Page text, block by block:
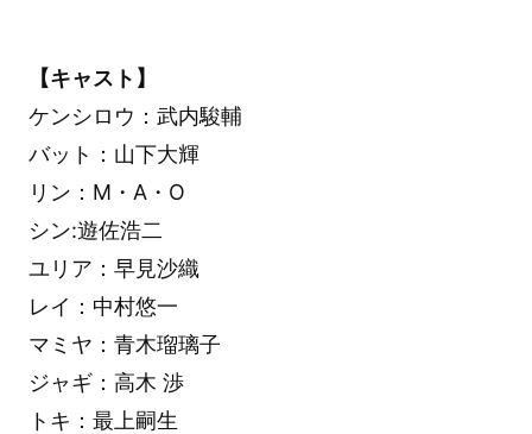
【キャスト】
ケンシロウ：武内駿輔
バット：山下大輝
リン：M・A・O
シン:遊佐浩二
ユリア：早見沙織
レイ：中村悠一
マミヤ：青木瑠璃子
ジャギ：高木 渉
トキ：最上嗣生